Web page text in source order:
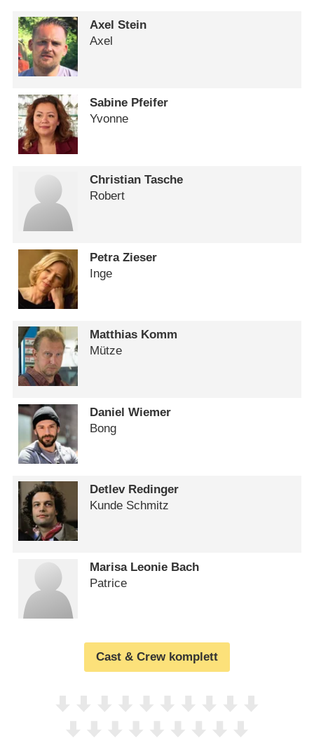
Axel Stein
Axel
Sabine Pfeifer
Yvonne
Christian Tasche
Robert
Petra Zieser
Inge
Matthias Komm
Mütze
Daniel Wiemer
Bong
Detlev Redinger
Kunde Schmitz
Marisa Leonie Bach
Patrice
Cast & Crew komplett